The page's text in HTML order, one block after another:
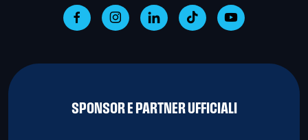
SPONSOR E PARTNER UFFICIALI